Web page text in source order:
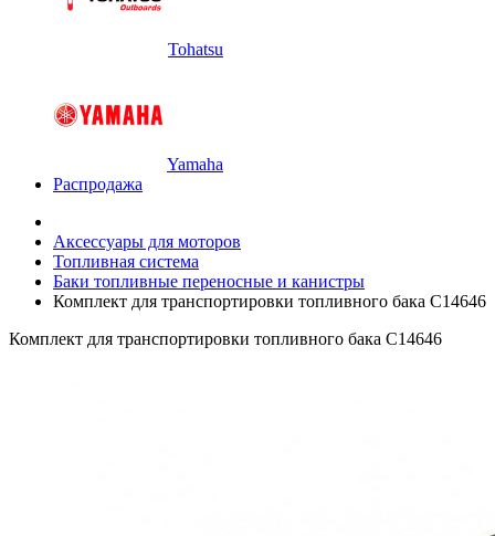
Tohatsu
Yamaha
Распродажа
Аксессуары для моторов
Топливная система
Баки топливные переносные и канистры
Комплект для транспортировки топливного бака C14646
Комплект для транспортировки топливного бака C14646